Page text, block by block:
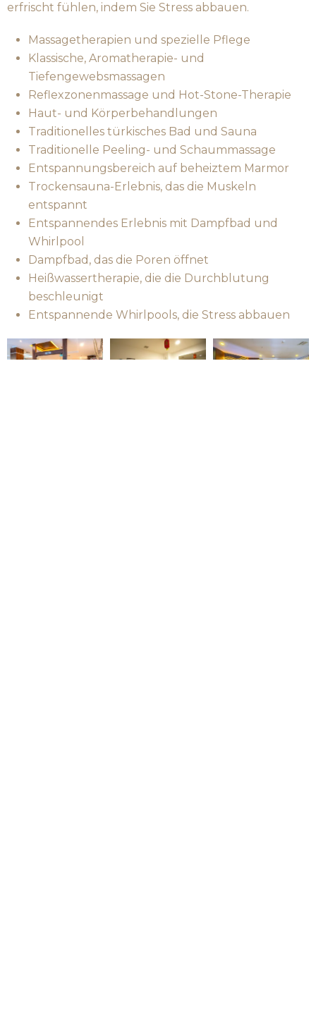
erfrischt fühlen, indem Sie Stress abbauen.
Massagetherapien und spezielle Pflege
Klassische, Aromatherapie- und
Tiefengewebsmassagen
Reflexzonenmassage und Hot-Stone-Therapie
Haut- und Körperbehandlungen
Traditionelles türkisches Bad und Sauna
Traditionelle Peeling- und Schaummassage
Entspannungsbereich auf beheiztem Marmor
Trockensauna-Erlebnis, das die Muskeln
entspannt
Entspannendes Erlebnis mit Dampfbad und
Whirlpool
Dampfbad, das die Poren öffnet
Heißwassertherapie, die die Durchblutung
beschleunigt
Entspannende Whirlpools, die Stress abbauen